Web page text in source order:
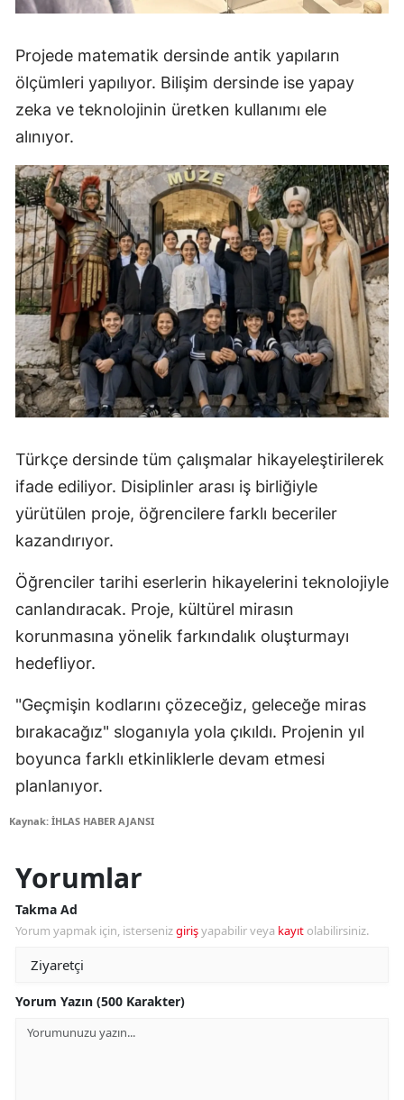
Projede matematik dersinde antik yapıların
ölçümleri yapılıyor. Bilişim dersinde ise yapay
zeka ve teknolojinin üretken kullanımı ele
alınıyor.
Türkçe dersinde tüm çalışmalar hikayeleştirilerek
ifade ediliyor. Disiplinler arası iş birliğiyle
yürütülen proje, öğrencilere farklı beceriler
kazandırıyor.
Öğrenciler tarihi eserlerin hikayelerini teknolojiyle
canlandıracak. Proje, kültürel mirasın
korunmasına yönelik farkındalık oluşturmayı
hedefliyor.
"Geçmişin kodlarını çözeceğiz, geleceğe miras
bırakacağız" sloganıyla yola çıkıldı. Projenin yıl
boyunca farklı etkinliklerle devam etmesi
planlanıyor.
Kaynak: İHLAS HABER AJANSI
Yorumlar
Takma Ad
Yorum yapmak için, istersenizgirişyapabilir veya kayıt olabilirsiniz.
Yorum Yazın (500 Karakter)